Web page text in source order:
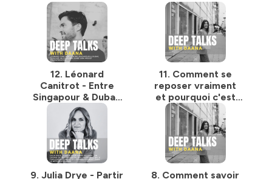
12. Léonard
Canitrot - Entre
Singapour & Dubaï,
trouver un équilibre
dans son projet
d'expatriation
11. Comment se
reposer vraiment
et pourquoi c'est
essentiel ?
9. Julia Drye - Partir 8. Comment savoir